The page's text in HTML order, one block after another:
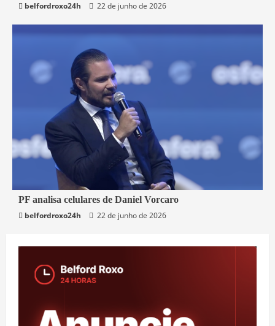
belfordroxo24h
22 de junho de 2026
3 min read
Brasil
PF analisa celulares de Daniel Vorcaro
belfordroxo24h
22 de junho de 2026